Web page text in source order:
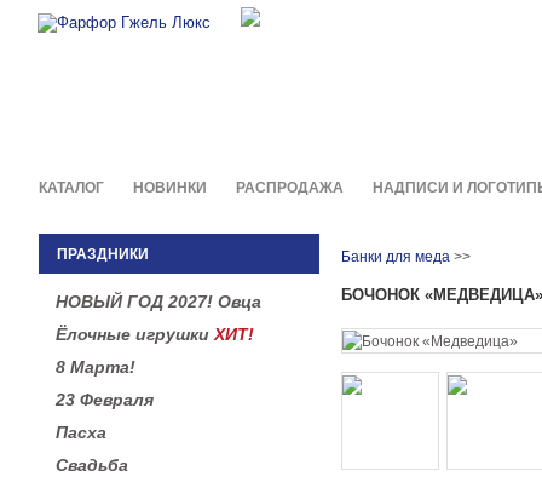
КАТАЛОГ НОВИНКИ РАСПРОДАЖА НАДПИСИ И
ПРАЗДНИКИ
НОВЫЙ ГОД 2027! Овца
Ёлочные игрушки ХИТ!
8 Марта!
23 Февраля
Пасха
Свадьба
Банки для меда >>
БОЧОНОК «МЕДВЕДИЦА»